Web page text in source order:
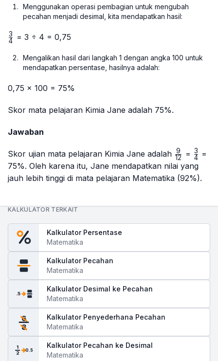
Menggunakan operasi pembagian untuk mengubah
pecahan menjadi desimal, kita mendapatkan hasil:
\frac{3}
4
3 = 3 ÷ 4 = 0,75
Mengalikan hasil dari langkah 1 dengan angka 100 untuk
mendapatkan persentase, hasilnya adalah:
0,75 × 100 = 75%
Skor mata pelajaran Kimia Jane adalah 75%.
Jawaban
Skor ujian mata pelajaran Kimia Jane adalah \frac{9}
{12}
12
9 =
{4}
4
3
=
75%. Oleh karena itu, Jane mendapatkan nilai yang
jauh lebih tinggi di mata pelajaran Matematika (92%).
KALKULATOR TERKAIT
Kalkulator Persentase
Matematika
Kalkulator Pecahan
Matematika
.5
Kalkulator Desimal ke Pecahan
Matematika
6
8
Kalkulator Penyederhana Pecahan
Matematika
1
2 0.5
Kalkulator Pecahan ke Desimal
Matematika